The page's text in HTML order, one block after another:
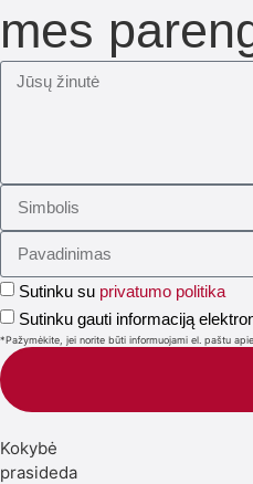
mes
Sutinku su privatumo politika
Sutinku gauti informaciją
*Pažymėkite, jei norite būti informuojami el. paštu
Kokybė
prasideda